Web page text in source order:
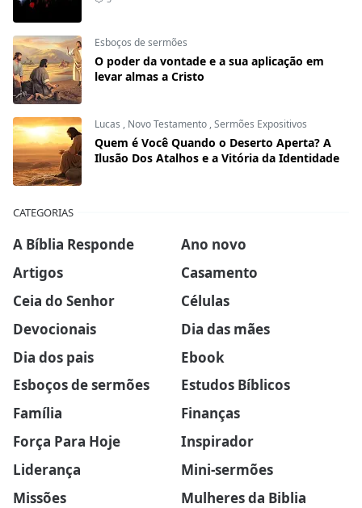
Esboços de sermões
O poder da vontade e a sua aplicação em
levar almas a Cristo
Lucas , Novo Testamento ,Sermões Expositivos
Quem é Você Quando o Deserto Aperta? A
Ilusão Dos Atalhos e a Vitória da Identidade
CATEGORIAS
A Bíblia Responde
Ano novo
Artigos
Casamento
Ceia do Senhor
Células
Devocionais
Dia das mães
Dia dos pais
Ebook
Esboços de sermões
Estudos Bíblicos
Família
Finanças
Força Para Hoje
Inspirador
Liderança
Mini-sermões
Missões
Mulheres da Biblia